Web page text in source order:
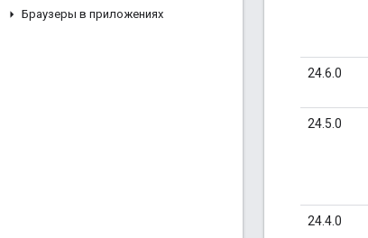
Браузеры в приложениях
24.6.0
24.5.0
24.4.0